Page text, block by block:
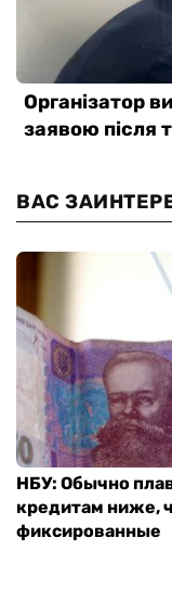
ВАС
НБУ: Обычно
кредитам ниже,
фиксированные